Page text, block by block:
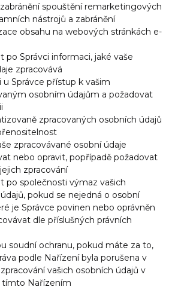
spouštění remarketingových
nástrojů a zabránění
obsahu na webových stránkách e-
po Správci informaci, jaké vaše
zpracovává
u Správce přístup k vašim
osobním údajům a požadovat
zpracovaných osobních údajů
zpracovávané osobní údaje
nebo opravit, popřípadě požadovat
zpracování
po společnosti výmaz vašich
pokud se nejedná o osobní
je Správce povinen nebo oprávněn
dle příslušných právních
soudní ochranu, pokud máte za to,
podle Nařízení byla porušena v
vašich osobních údajů v
tímto Nařízením